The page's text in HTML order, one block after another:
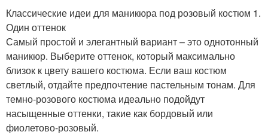
Классические идеи для маникюра под розовый костюм 1.
Один оттенок
Самый простой и элегантный вариант – это однотонный
маникюр. Выберите оттенок, который максимально
близок к цвету вашего костюма. Если ваш костюм
светлый, отдайте предпочтение пастельным тонам. Для
темно-розового костюма идеально подойдут
насыщенные оттенки, такие как бордовый или
фиолетово-розовый.